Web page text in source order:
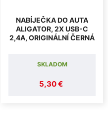
NABÍJEČKA DO AUTA
ALIGATOR, 2X USB-C
2,4A, ORIGINÁLNÍ ČERNÁ
5,30 €
SKLADOM